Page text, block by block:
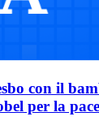
con il
per la